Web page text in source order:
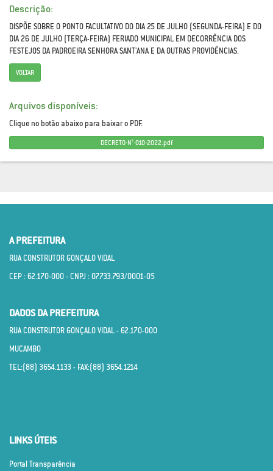
Descrição:
DISPÕE SOBRE O PONTO FACULTATIVO DO DIA 25 DE JULHO (SEGUNDA-FEIRA) E DO
DIA 26 DE JULHO (TERÇA-FEIRA) FERIADO MUNICIPAL EM DECORRÊNCIA DOS
FESTEJOS DA PADROEIRA SENHORA SANT'ANA E DA OUTRAS PROVIDÊNCIAS.
VOLTAR
Arquivos disponíveis:
Clique no botão abaixo para baixar o PDF.
DECRETO-N°-010-2022.pdf
A PREFEITURA
RUA CONSTRUTOR GONÇALO VIDAL
CEP : 62.170­-000 - CNPJ : 07.733.793/0001­-05
DADOS DA PREFEITURA
RUA CONSTRUTOR GONÇALO VIDAL - 62.170­-000
MUCAMBO
TEL:(88) 3654.1133 - FAX:(88) 3654.1214
LINKS ÚTEIS
Portal Transparência